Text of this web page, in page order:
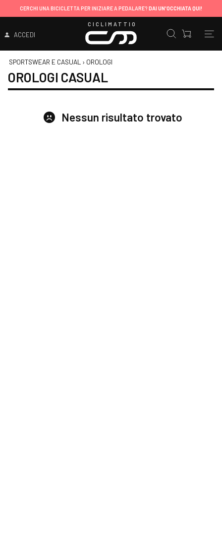
CERCHI UNA BICICLETTA PER INIZIARE A PEDALARE? DAI UN'OCCHIATA QUI!
ACCEDI
CICLIMATTIO
SPORTSWEAR E CASUAL › OROLOGI
OROLOGI CASUAL
Nessun risultato trovato